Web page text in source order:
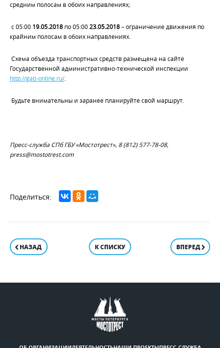
средним полосам в обоих направлениях;
с 05:00 19.05.2018 по 05:0023.05.2018– ограничение движения по
крайним полосам в обоих направлениях.
Схема объезда транспортных средств размещена на сайте
Государственной административно-технической инспекции
http://gati-online.ru/.
Будьте внимательны и заранее планируйте свой маршрут.
Пресс-служба СПб ГБУ «Мостотрест», 8 (812) 577-78-08,
press@mostotrest.com
НАЗАД К СПИСКУ ВПЕРЕД